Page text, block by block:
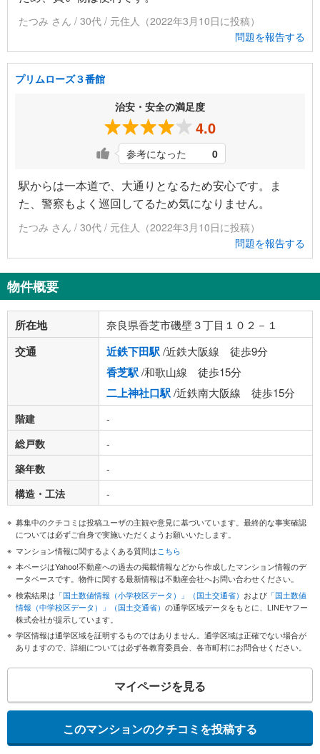
たつみ さん / 30代 / 元住人（2022年3月10日に投稿）
問題を報告する
プリムローズ３番館
治安・安全の満足度
4.0
参考になった 0
駅からは一本道で、大通りとなるため安心です。ま
た、警察もよく巡回してるため気になりません。
たつみ さん / 30代 / 元住人（2022年3月10日に投稿）
問題を報告する
物件概要
所在地 奈良県香芝市磯壁３丁目１０２－１
交通 近鉄下田駅/近鉄大阪線 徒歩9分
香芝駅/和歌山線 徒歩15分
二上神社口駅/近鉄南大阪線 徒歩15分
階建
-
総戸数
-
築年数
-
構造・工法
-
募集中のクチコミは投稿ユーザの主観や意見に基づいています。最終的な事実確認
については必ずご自身で実施いただくようお願いいたします。
マンション情報に関するよくある質問はこちら
本ページはYahoo!不動産への過去の掲載情報などから作成したマンション情報のデ
ータベースです。物件に関する最新情報は不動産会社へお問い合わせください。
検索結果は 「国土数値情報（小学校区データ）」（国土交通省） および 「国土数値
情報（中学校区データ）」（国土交通省） の通学区域データをもとに、LINEヤフー
株式会社が提示しています。
学区情報は通学区域を証明するものではありません。通学区域は正確でない場合が
ありますので、詳細については必ず各教育委員会、各市町村にお問合せください。
マイページを見る
このマンションのクチコミを投稿する